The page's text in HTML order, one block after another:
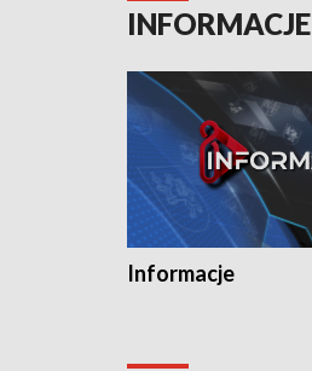
INFORMACJE
Informacje